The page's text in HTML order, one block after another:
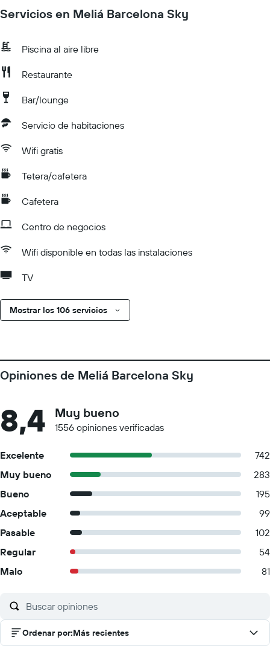
Servicios en Meliá Barcelona Sky
Piscina al aire libre
Restaurante
Bar/lounge
Servicio de habitaciones
Wifi gratis
Tetera/cafetera
Cafetera
Centro de negocios
Wifi disponible en todas las instalaciones
TV
Mostrar los 106 servicios
Opiniones de Meliá Barcelona Sky
8,4 Muy bueno
1556 opiniones verificadas
Excelente
742
Muy bueno
283
Bueno
195
Aceptable
99
Pasable
102
Regular
54
Malo
81
Ordenar por:Más recientes